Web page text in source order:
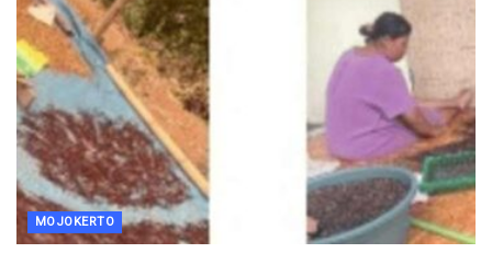
MOJOKERTO